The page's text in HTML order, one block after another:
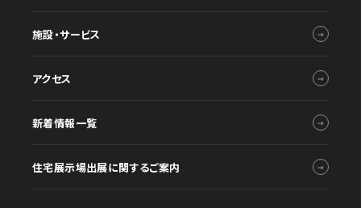
施設・サービス
アクセス
新着情報一覧
住宅展示場出展に関するご案内